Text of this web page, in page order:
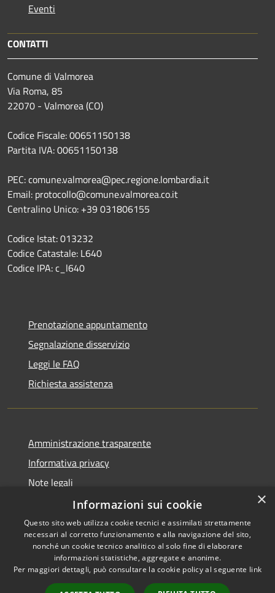
Eventi
CONTATTI
Comune di Valmorea
Via Roma, 85
22070 - Valmorea (CO)
Codice Fiscale: 00651150138
Partita IVA: 00651150138
PEC: comune.valmorea@pec.regione.lombardia.it
Email: protocollo@comune.valmorea.co.it
Centralino Unico: +39 031806155
Codice Istat: 013232
Codice Catastale: L640
Codice IPA: c_l640
Prenotazione appuntamento
Segnalazione disservizio
Leggi le FAQ
Richiesta assistenza
Amministrazione trasparente
Informativa privacy
Note legali
Dichiarazione di accessibilità
RSS
Accessibilità
Copyright © 2026 • Comune di
×
Informazioni sui cookie
Questo sito web utilizza cookie tecnici e assimilati strettamente
necessari al corretto funzionamento e alla navigazione del sito,
nonché un cookie tecnico analitico al solo fine di elaborare
informazioni statistiche, aggregate e anonime.
Per maggiori dettagli, può consultare la cookie policy al seguente link